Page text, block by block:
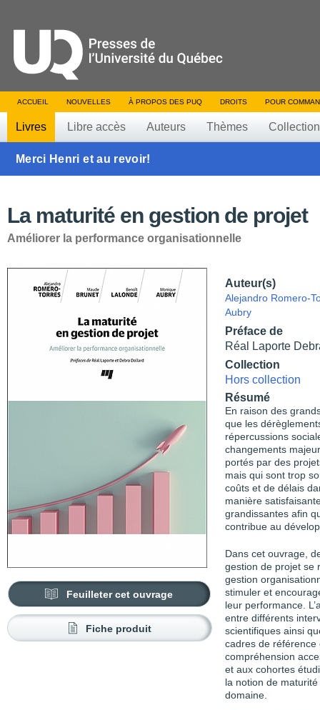
ACCUEIL NOUVELLES À PROPOS DES PUQ DROITS POUR
Livres Libre accès Auteurs Thèmes
Merci Henri et au revoir!
La maturité en gestion de projet
Améliorer la performance organisationnelle
Feuilleter cet ouvrage
Fiche produit
Auteur(s)
Alejandro Romero-
Aubry
Préface de
Réal Laporte
Collection
Hors collection
Résumé
En raison des
que les
répercussions
changements
portés par des
mais qui sont trop
coûts et de délais
manière
grandissantes afin
contribue au
Dans cet ouvrage,
gestion de projet se
gestion
stimuler et
leur performance.
entre différents
scientifiques ainsi
cadres de référence
compréhension
et aux cohortes
la notion de
domaine.